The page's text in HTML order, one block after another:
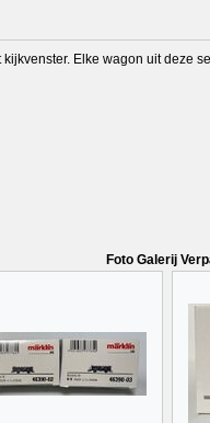
Elke wagon uit deze
Foto Galerij